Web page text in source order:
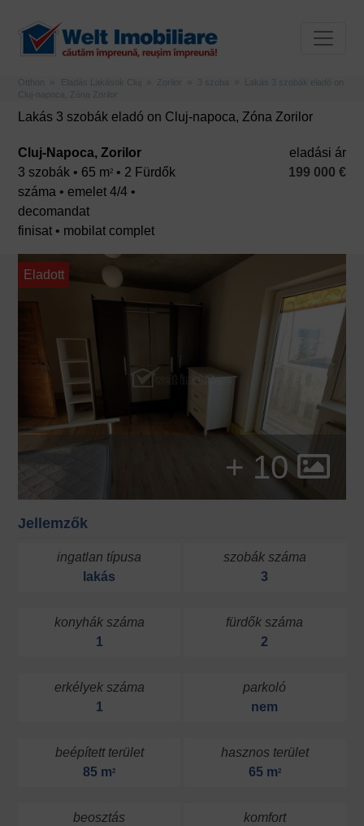
Otthon Eladás Lakások Cluj Zorilor 3 szoba
Lakás 3 szobák eladó on
Cluj-napoca, Zóna Zorilor
Lakás 3 szobák eladó on Cluj-napoca, Zóna Zorilor
Cluj-Napoca, Zorilor
3 szobák • 65 m2 • 2 Fürdők
száma • emelet 4/4 •
decomandat
finisat • mobilat complet
eladási ár
199 000 €
+ 10
Eladott
Jellemzők
ingatlan típusa
lakás
szobák száma
3
konyhák száma
1
fürdők száma
2
erkélyek száma
1
parkoló
nem
beépített terület
85 m2
hasznos terület
65 m2
beosztás
komfort